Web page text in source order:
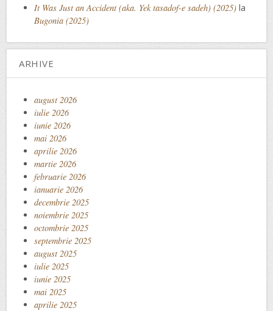
It Was Just an Accident (aka. Yek tasadof-e sadeh) (2025) la
Bugonia (2025)
ARHIVE
august 2026
iulie 2026
iunie 2026
mai 2026
aprilie 2026
martie 2026
februarie 2026
ianuarie 2026
decembrie 2025
noiembrie 2025
octombrie 2025
septembrie 2025
august 2025
iulie 2025
iunie 2025
mai 2025
aprilie 2025